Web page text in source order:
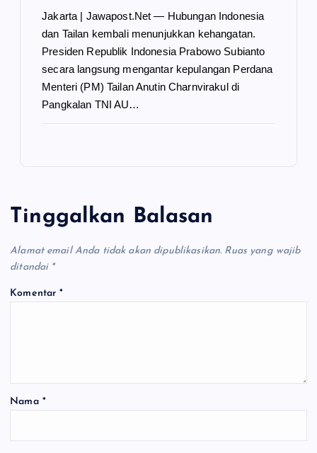
Jakarta | Jawapost.Net — Hubungan Indonesia
dan Tailan kembali menunjukkan kehangatan.
Presiden Republik Indonesia Prabowo Subianto
secara langsung mengantar kepulangan Perdana
Menteri (PM) Tailan Anutin Charnvirakul di
Pangkalan TNI AU…
Tinggalkan Balasan
Alamat email Anda tidak akan dipublikasikan. Ruas yang wajib
ditandai *
Komentar*
Nama *